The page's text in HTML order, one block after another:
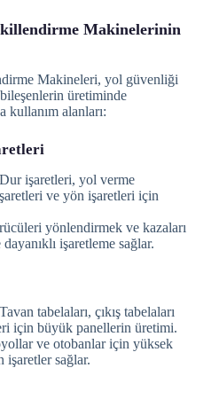
Makinelerinin
Makineleri, yol güvenliği
üretiminde
kullanım alanları:
Dur işaretleri, yol verme
ve yön işaretleri için
yönlendirmek ve kazaları
işaretleme sağlar.
Tavan tabelaları, çıkış tabelaları
için büyük panellerin üretimi.
ve otobanlar için yüksek
işaretler sağlar.